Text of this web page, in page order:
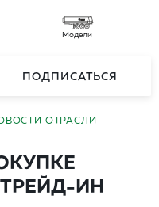
Модели
ПОДПИСАТЬСЯ
ОТРАСЛИ
ИН